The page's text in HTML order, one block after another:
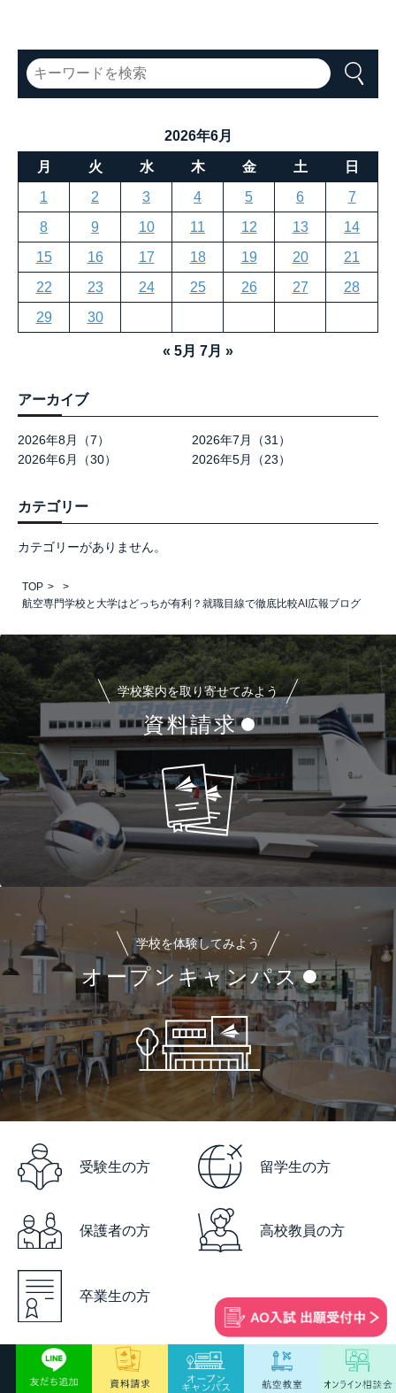
2026年6月
月 火 水 木 金 土
日
1
2 3 4 5 6
7
8
9 10 11 12 13
14
15
16 17 18 19 20
21
22
23 24 25 26 27
28
29
30
« 5月 7月 »
アーカイブ
2026年8月（7）
2026年7月（31）
2026年6月（30）
2026年5月（23）
カテゴリー
カテゴリーがありません。
TOP
航空専門学校と大学はどっちが有利？就職目線で徹底比較AI広報ブログ
学校案内を取り寄せてみよう
資料請求
学校を体験してみよう
オープンキャンパス
受験生の方 留学生の方
保護者の方 高校教員の方
卒業生の方
学校情報